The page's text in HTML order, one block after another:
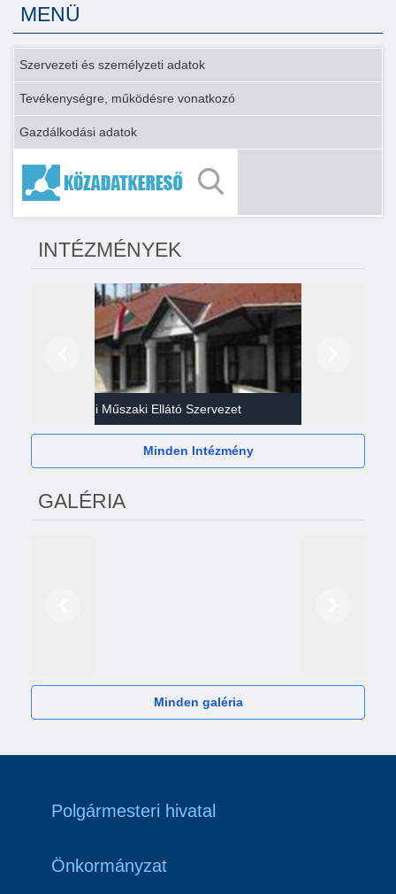
MENÜ
Szervezeti és személyzeti adatok
Tevékenységre, működésre vonatkozó
Gazdálkodási adatok
INTÉZMÉNYEK
Gazdasági Műszaki Ellátó Szervezet
Minden Intézmény
GALÉRIA
Minden galéria
Polgármesteri hivatal
Önkormányzat